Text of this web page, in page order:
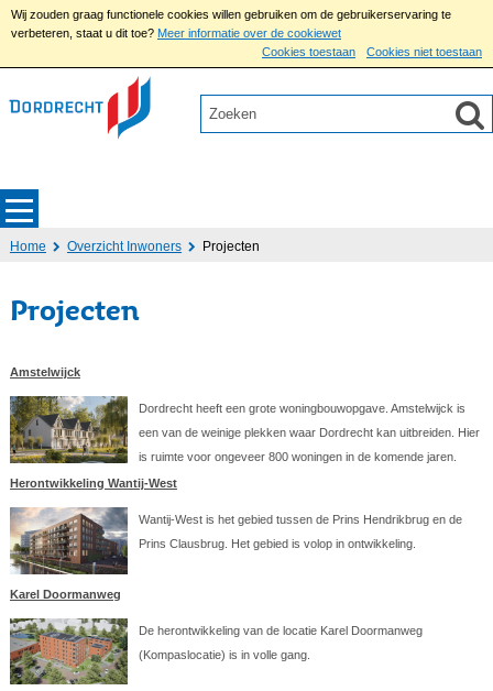
Wij zouden graag functionele cookies willen gebruiken om de gebruikerservaring te
verbeteren, staat u dit toe? Meer informatie over de cookiewet
Cookies toestaan
Cookies niet toestaan
Home Overzicht Inwoners Projecten
Projecten
Amstelwijck
Dordrecht heeft een grote woningbouwopgave. Amstelwijck is
een van de weinige plekken waar Dordrecht kan uitbreiden. Hier
is ruimte voor ongeveer 800 woningen in de komende jaren.
Herontwikkeling Wantij-West
Wantij-West is het gebied tussen de Prins Hendrikbrug en de
Prins Clausbrug. Het gebied is volop in ontwikkeling.
Karel Doormanweg
De herontwikkeling van de locatie Karel Doormanweg
(Kompaslocatie) is in volle gang.